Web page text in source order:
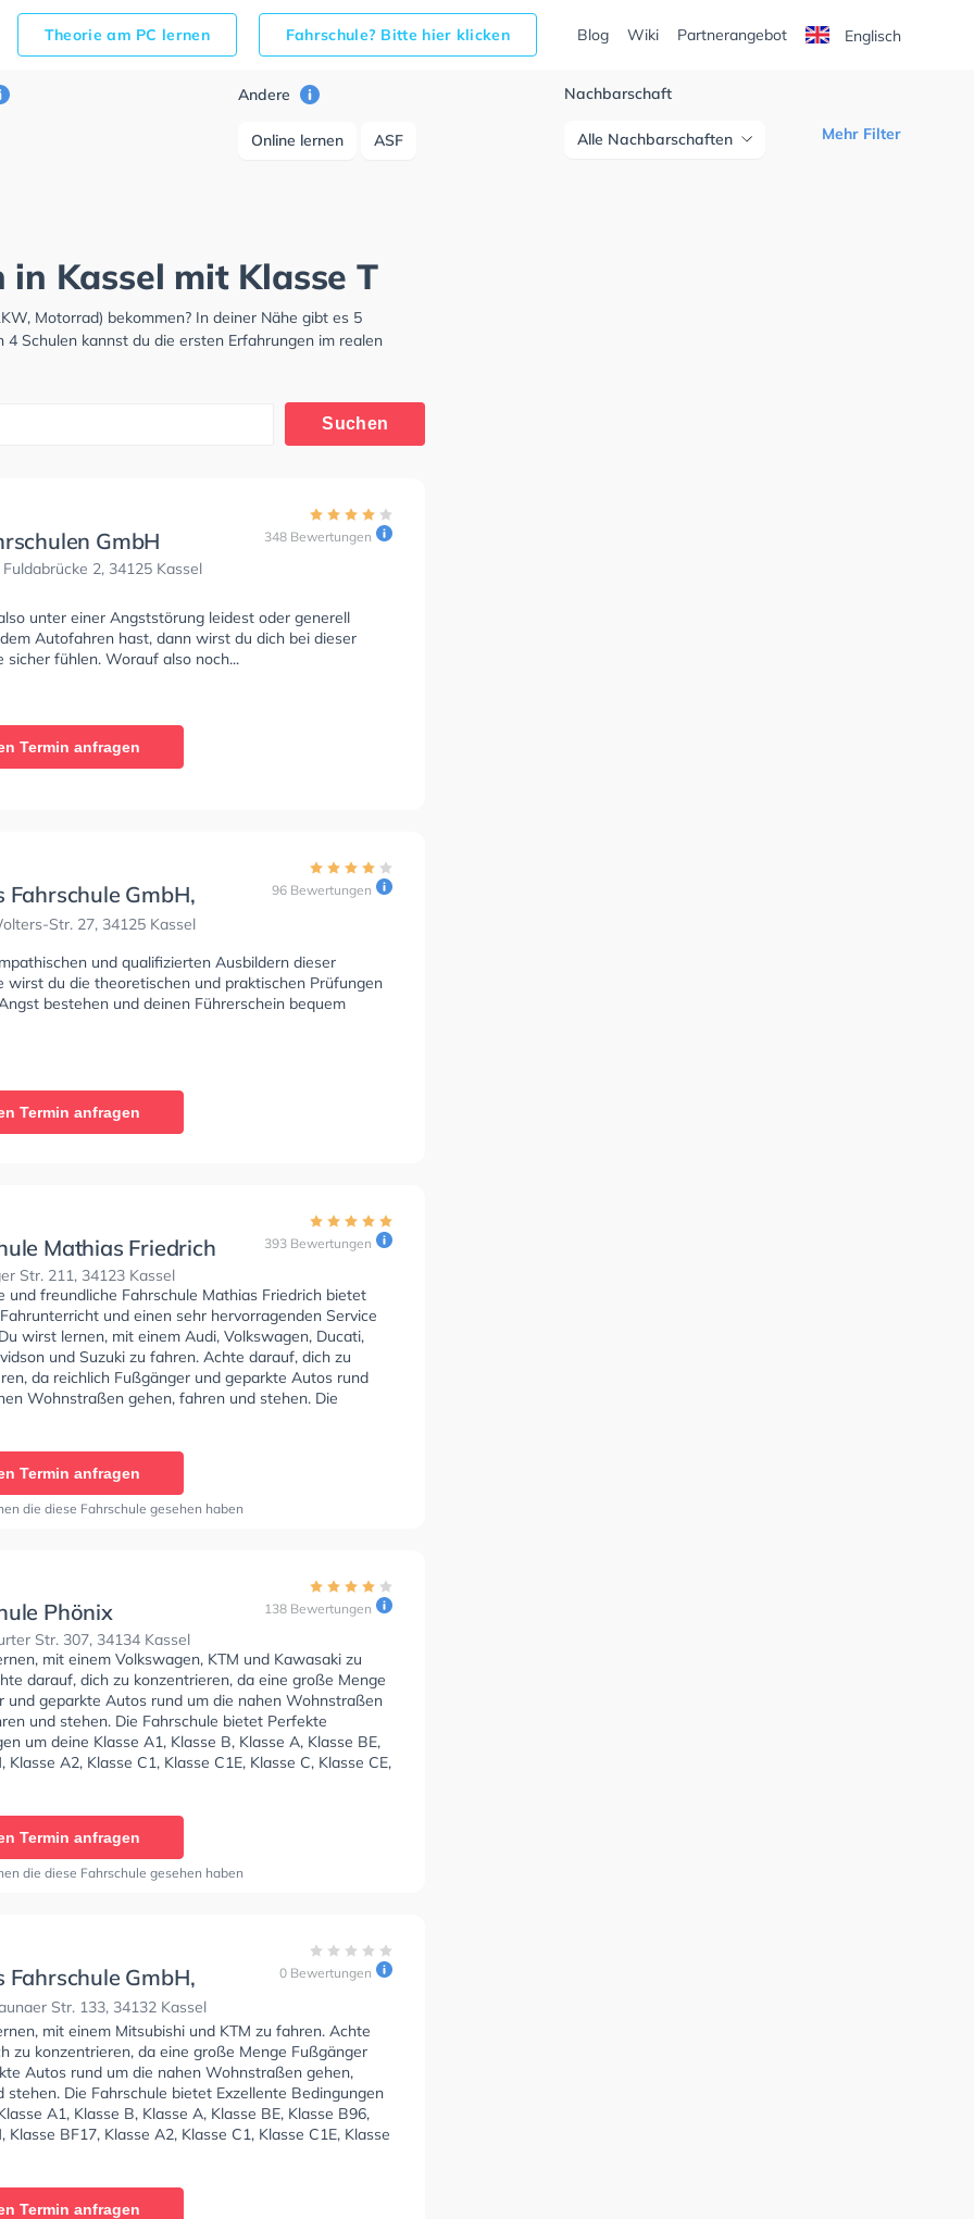
Theorie am PC lernen Fahrschule? Bitte hier klicken Blog Wiki Partnerangebot Englisch
Andere
Online lernen ASF
Nachbarschaft
Alle Nachbarschaften Mehr Filter
Kassel mit Klasse T
Motorrad) bekommen? In deiner Nähe gibt es 5
Schulen kannst du die ersten Erfahrungen im realen
Suchen
GmbH
2, 34125 Kassel
348 Bewertungen
unter einer Angststörung leidest oder generell
Autofahren hast, dann wirst du dich bei dieser
sicher fühlen. Worauf also noch...
Termin anfragen
Fahrschule GmbH,
Str. 27
Str. 27, 34125 Kassel
96 Bewertungen
und qualifizierten Ausbildern dieser
wirst du die theoretischen und praktischen Prüfungen
bestehen und deinen Führerschein bequem
Termin anfragen
Mathias Friedrich
Str. 211, 34123 Kassel
393 Bewertungen
und freundliche Fahrschule Mathias Friedrich bietet
und einen sehr hervorragenden Service
wirst lernen, mit einem Audi, Volkswagen, Ducati,
und Suzuki zu fahren. Achte darauf, dich zu
da reichlich Fußgänger und geparkte Autos rund
Wohnstraßen gehen, fahren und stehen. Die
bietet Exzellente Bedingungen um deine Klasse A1,
Klasse C, Klasse CE, Klasse D1, Klasse DE1, Klasse D,
Klasse L und Klasse T zu erhalten. Letzte Bewertung:
die Ausbildung war sowohl in Theorie als auch
Es gab zu jeder Zeit für jede Rückfrage oder Gespräche
entspannt und angstfrei, da in der Praxis viele
geübt wurden, die für später mal interessant werden
Wartung üben, mal mit Benziner statt Diesel fahren
schon zu kennen etc.). Ich kann die
nur wärmstens empfehlen und bin froh, dort meinen
gemacht zu haben. Alles Gute und Liebe an das
der Fahrschule und ein extra Dankeschön an
Fahrlehrer, A. Wiegand"
Termin anfragen
die diese Fahrschule gesehen haben
Phönix
Str. 307, 34134 Kassel
138 Bewertungen
mit einem Volkswagen, KTM und Kawasaki zu
darauf, dich zu konzentrieren, da eine große Menge
und geparkte Autos rund um die nahen Wohnstraßen
und stehen. Die Fahrschule bietet Perfekte
um deine Klasse A1, Klasse B, Klasse A, Klasse BE,
Klasse A2, Klasse C1, Klasse C1E, Klasse C, Klasse CE,
Klasse DE1, Klasse D, Klasse DE, Klasse L und Klasse T
Termin anfragen
die diese Fahrschule gesehen haben
Fahrschule GmbH,
Str. 133
Str. 133, 34132 Kassel
0 Bewertungen
mit einem Mitsubishi und KTM zu fahren. Achte
zu konzentrieren, da eine große Menge Fußgänger
Autos rund um die nahen Wohnstraßen gehen,
stehen. Die Fahrschule bietet Exzellente Bedingungen
A1, Klasse B, Klasse A, Klasse BE, Klasse B96,
Klasse BF17, Klasse A2, Klasse C1, Klasse C1E, Klasse
Klasse D1, Klasse DE1, Klasse D, Klasse DE, Klasse L
Str. 133 Sie können einen Termin online anfragen.
Termin anfragen